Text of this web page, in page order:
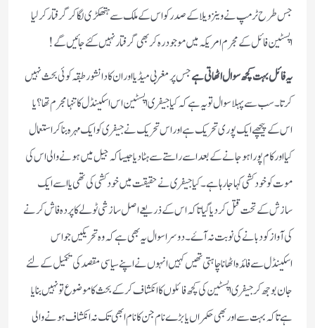
جس طرح ٹرمپ نے وینزویلا کے صدر کو اس کے ملک سے ہتھکڑی لگا کر گرفتار کر لیا
اپسٹین فائل کے مجرم امریکہ میں موجود رہ کر بھی گرفتار نہیں کئے جائیں گے !
یہ فائل بہت کچھ سوال اٹھاتی ہےجس پر مغربی میڈیا اور ان کا دانشور طبقہ کوئی بحث نہیں
کرتا۔سب سے پہلا سوال تو یہ ہے کہ کیا جیفری اپسٹین اس اسکینڈل کا تنہا مجرم تھا ؟ یا
اس کے پیچھے ایک پوری تحریک ہے اور اس تحریک نے جیفری کو ایک مہرہ بنا کر استعمال
کیا اور کام پورا ہو جانے کے بعد اسے راستے سے ہٹا دیا جیسا کہ جیل میں ہونے والی اس کی
موت کو خودکشی کہا جارہا ہے ۔کیا جیفری نے حقیقت میں خودکشی کی تھی یا اسے ایک
سازش کے تحت قتل کر دیا گیا تاکہ اس کے ذریعے اصل سازشی ٹولے کا پردہ فاش کرنے
کی آواز کو دبانے کی نوبت نہ آۓ ۔دوسرا سوال یہ بھی ہے کہ وہ تحریکیں جو اس
اسکینڈل سے فائدہ اٹھانا چاہتی تھیں کہیں انہوں نے اپنے سیاسی مقصد کی تکمیل کے لئے
جان بوجھ کر جیفری اپسٹین کی کچھ فائلوں کا انکشاف کرکے بحث کا موضوع تو نہیں بنایا
ہے تاکہ بہت سے اور بھی حکمراں یا بڑے نام جن کا نام ابھی تک نہ انکشاف ہونے والی